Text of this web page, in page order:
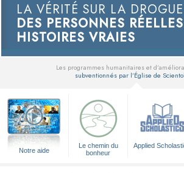
LA VÉRITÉ SUR LA DROGUE
DES PERSONNES
HISTOIRES VRAIES
Les programmes humanitaires et
subventionnés par l’Église de
Notre aide
Le chemin du
bonheur
Applied